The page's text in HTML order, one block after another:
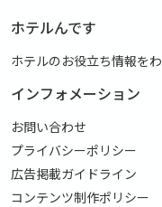
ホテルんです
ホテルのお役立ち情報を
インフォメーション
お問い合わせ
プライバシーポリシー
広告掲載ガイドライン
コンテンツ制作ポリシー